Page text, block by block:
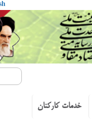
خدمات کارکنان